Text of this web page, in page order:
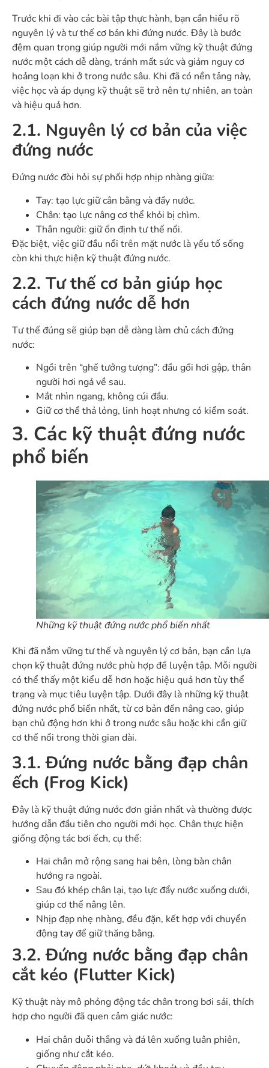
Trước khi đi vào các bài tập thực hành, bạn cần hiểu rõ
nguyên lý và tư thế cơ bản khi đứng nước. Đây là bước
đệm quan trọng giúp người mới nắm vững kỹ thuật đứng
nước một cách dễ dàng, tránh mất sức và giảm nguy cơ
hoảng loạn khi ở trong nước sâu. Khi đã có nền tảng này,
việc học và áp dụng kỹ thuật sẽ trở nên tự nhiên, an toàn
và hiệu quả hơn.
2.1. Nguyên lý cơ bản của việc
đứng nước
Đứng nước đòi hỏi sự phối hợp nhịp nhàng giữa:
Tay: tạo lực giữ cân bằng và đẩy nước.
Chân: tạo lực nâng cơ thể khỏi bị chìm.
Thân người: giữ ổn định tư thế nổi.
Đặc biệt, việc giữ đầu nổi trên mặt nước là yếu tố sống
còn khi thực hiện kỹ thuật đứng nước.
2.2. Tư thế cơ bản giúp học
cách đứng nước dễ hơn
Tư thế đúng sẽ giúp bạn dễ dàng làm chủ cách đứng
nước:
Ngồi trên “ghế tưởng tượng”: đầu gối hơi gập, thân
người hơi ngả về sau.
Mắt nhìn ngang, không cúi đầu.
Giữ cơ thể thả lỏng, linh hoạt nhưng có kiểm soát.
3. Các kỹ thuật đứng nước
phổ biến
Những kỹ thuật đứng nước phổ biến nhất
Khi đã nắm vững tư thế và nguyên lý cơ bản, bạn cần lựa
chọn kỹ thuật đứng nước phù hợp để luyện tập. Mỗi người
có thể thấy một kiểu dễ hơn hoặc hiệu quả hơn tùy thể
trạng và mục tiêu luyện tập. Dưới đây là những kỹ thuật
đứng nước phổ biến nhất, từ cơ bản đến nâng cao, giúp
bạn chủ động hơn khi ở trong nước sâu hoặc khi cần giữ
cơ thể nổi trong thời gian dài.
3.1. Đứng nước bằng đạp chân
ếch (Frog Kick)
Đây là kỹ thuật đứng nước đơn giản nhất và thường được
hướng dẫn đầu tiên cho người mới học. Chân thực hiện
giống động tác bơi ếch, cụ thể:
Hai chân mở rộng sang hai bên, lòng bàn chân
hướng ra ngoài.
Sau đó khép chân lại, tạo lực đẩy nước xuống dưới,
giúp cơ thể nâng lên.
Nhịp đạp nhẹ nhàng, đều đặn, kết hợp với chuyển
động tay để giữ thăng bằng.
3.2. Đứng nước bằng đạp chân
cắt kéo (Flutter Kick)
Kỹ thuật này mô phỏng động tác chân trong bơi sải, thích
hợp cho người đã quen cảm giác nước:
Hai chân duỗi thẳng và đá lên xuống luân phiên,
giống như cắt kéo.